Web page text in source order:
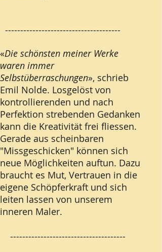
--------------------------------------
«Die schönsten meiner Werke
waren immer
Selbstüberraschungen», schrieb
Emil Nolde. Losgelöst von
kontrollierenden und nach
Perfektion strebenden Gedanken
kann die Kreativität frei fliessen.
Gerade aus scheinbaren
"Missgeschicken" können sich
neue Möglichkeiten auftun. Dazu
braucht es Mut, Vertrauen in die
eigene Schöpferkraft und sich
leiten lassen von unserem
inneren Maler.
--------------------------------------